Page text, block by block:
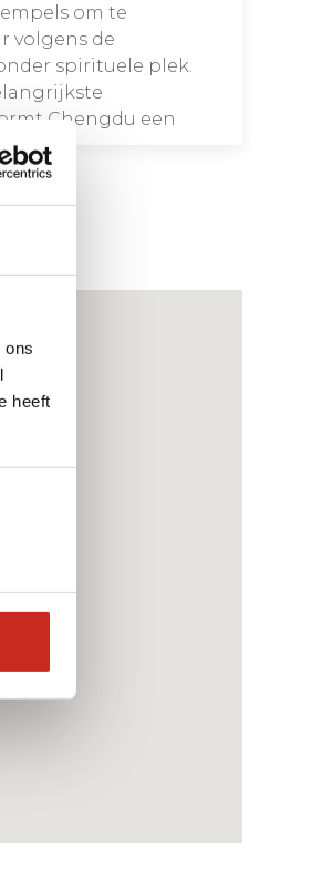
ons
heeft
om te
volgens de
spirituele plek.
Chengdu een